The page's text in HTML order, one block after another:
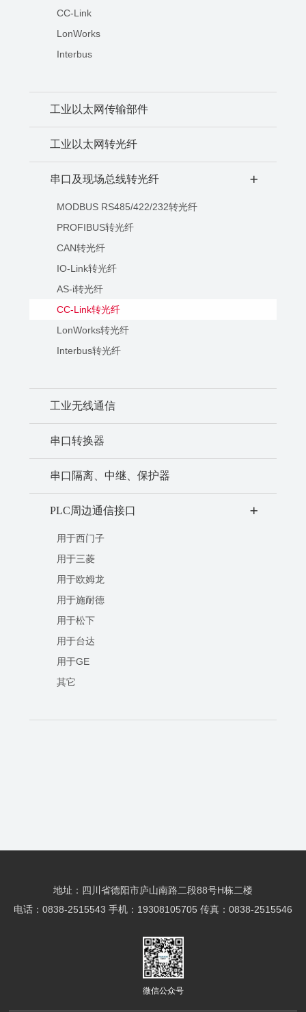
CC-Link
LonWorks
Interbus
工业以太网传输部件
工业以太网转光纤
串口及现场总线转光纤 +
MODBUS RS485/422/232转光纤
PROFIBUS转光纤
CAN转光纤
IO-Link转光纤
AS-i转光纤
CC-Link转光纤
LonWorks转光纤
Interbus转光纤
工业无线通信
串口转换器
串口隔离、中继、保护器
PLC周边通信接口 +
用于西门子
用于三菱
用于欧姆龙
用于施耐德
用于松下
用于台达
用于GE
其它
地址：四川省德阳市庐山南路二段88号H栋二楼
电话：0838-2515543 手机：19308105705 传真：0838-2515546
微信公众号